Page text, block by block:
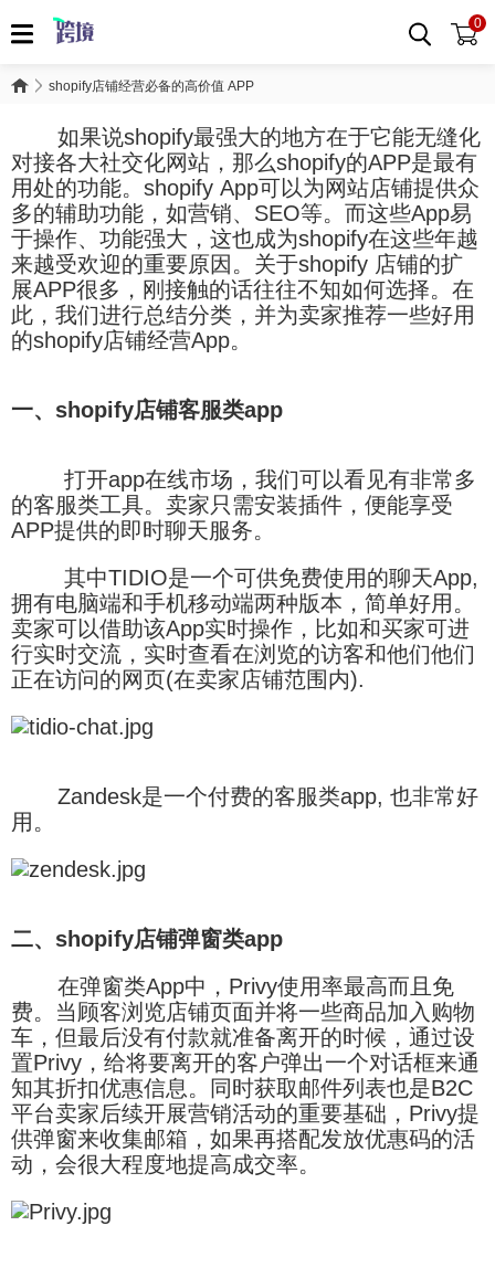
0
shopify店铺经营必备的高价值 APP
如果说shopify最强大的地方在于它能无缝化
对接各大社交化网站，那么shopify的APP是最有
用处的功能。shopify App可以为网站店铺提供众
多的辅助功能，如营销、SEO等。而这些App易
于操作、功能强大，这也成为shopify在这些年越
来越受欢迎的重要原因。关于shopify 店铺的扩
展APP很多，刚接触的话往往不知如何选择。在
此，我们进行总结分类，并为卖家推荐一些好用
的shopify店铺经营App。
一、shopify店铺客服类app
打开app在线市场，我们可以看见有非常多
的客服类工具。卖家只需安装插件，便能享受
APP提供的即时聊天服务。
其中TIDIO是一个可供免费使用的聊天App,
拥有电脑端和手机移动端两种版本，简单好用。
卖家可以借助该App实时操作，比如和买家可进
行实时交流，实时查看在浏览的访客和他们他们
正在访问的网页(在卖家店铺范围内).
Zandesk是一个付费的客服类app, 也非常好
用。
二、shopify店铺弹窗类app
在弹窗类App中，Privy使用率最高而且免
费。当顾客浏览店铺页面并将一些商品加入购物
车，但最后没有付款就准备离开的时候，通过设
置Privy，给将要离开的客户弹出一个对话框来通
知其折扣优惠信息。同时获取邮件列表也是B2C
平台卖家后续开展营销活动的重要基础，Privy提
供弹窗来收集邮箱，如果再搭配发放优惠码的活
动，会很大程度地提高成交率。